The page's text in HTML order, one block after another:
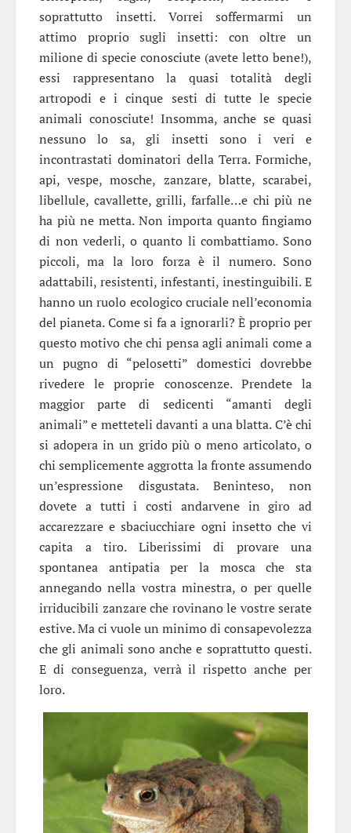
soprattutto insetti. Vorrei soffermarmi un
attimo proprio sugli insetti: con oltre un
milione di specie conosciute (avete letto bene!),
essi rappresentano la quasi totalità degli
artropodi e i cinque sesti di tutte le specie
animali conosciute! Insomma, anche se quasi
nessuno lo sa, gli insetti sono i veri e
incontrastati dominatori della Terra. Formiche,
api, vespe, mosche, zanzare, blatte, scarabei,
libellule, cavallette, grilli, farfalle…e chi più ne
ha più ne metta. Non importa quanto fingiamo
di non vederli, o quanto li combattiamo. Sono
piccoli, ma la loro forza è il numero. Sono
adattabili, resistenti, infestanti, inestinguibili. E
hanno un ruolo ecologico cruciale nell’economia
del pianeta. Come si fa a ignorarli? È proprio per
questo motivo che chi pensa agli animali come a
un pugno di “pelosetti” domestici dovrebbe
rivedere le proprie conoscenze. Prendete la
maggior parte di sedicenti “amanti degli
animali” e metteteli davanti a una blatta. C’è chi
si adopera in un grido più o meno articolato, o
chi semplicemente aggrotta la fronte assumendo
un’espressione disgustata. Beninteso, non
dovete a tutti i costi andarvene in giro ad
accarezzare e sbaciucchiare ogni insetto che vi
capita a tiro. Liberissimi di provare una
spontanea antipatia per la mosca che sta
annegando nella vostra minestra, o per quelle
irriducibili zanzare che rovinano le vostre serate
estive. Ma ci vuole un minimo di consapevolezza
che gli animali sono anche e soprattutto questi.
E di conseguenza, verrà il rispetto anche per
loro.